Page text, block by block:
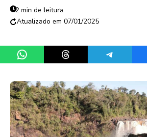
2 min de leitura
07/01/2025
Share on WhatsAppShare on ThreadsShare on